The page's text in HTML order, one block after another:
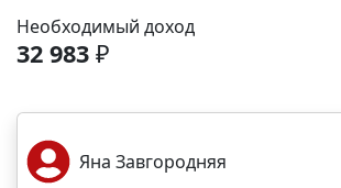
Море и пляж – 40 мин. 🏙️ Центр
Крымский мост – 2:30 мин. Выгодные
покупки: • Беспроцентная рассрочка
Материнский капитал; •
Свяжитесь с нами прямо сейчас и
лучший вариант именно для Вас.
Необходимый доход
32 983 ₽
Яна Завгородняя